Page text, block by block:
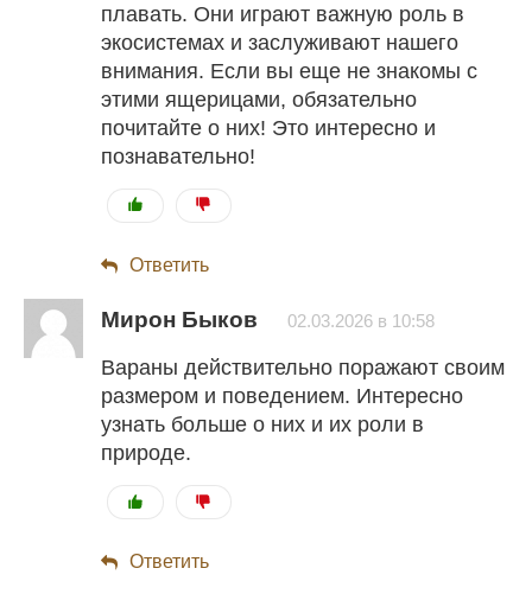
плавать. Они играют важную роль в
экосистемах и заслуживают нашего
внимания. Если вы еще не знакомы с
этими ящерицами, обязательно
почитайте о них! Это интересно и
познавательно!
Ответить
Мирон Быков 02.03.2026 в 10:58
Вараны действительно поражают своим
размером и поведением. Интересно
узнать больше о них и их роли в
природе.
Ответить